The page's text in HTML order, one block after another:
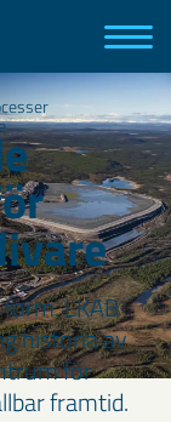
LKAB
historia av
för
framtid.